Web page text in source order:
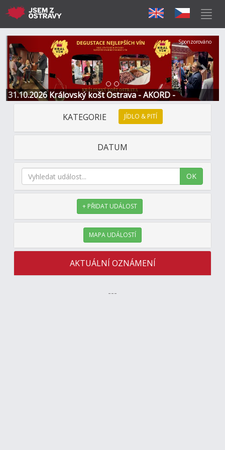
31.10.2026 Královský košt Ostrava - AKORD -
Restaurace a Hotel
Předchozí Další
Sponzorováno
KATEGORIE JÍDLO & PITÍ
DATUM
OK
+ PŘIDAT UDÁLOST
MAPA UDÁLOSTÍ
AKTUÁLNÍ OZNÁMENÍ
---